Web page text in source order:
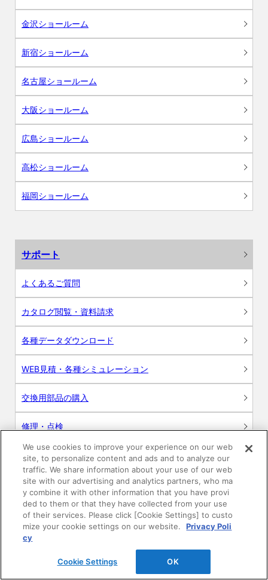
金沢ショールーム
新宿ショールーム
名古屋ショールーム
大阪ショールーム
広島ショールーム
高松ショールーム
福岡ショールーム
サポート
よくあるご質問
カタログ閲覧・資料請求
各種データダウンロード
WEB見積・各種シミュレーション
交換用部品の購入
修理・点検
お問い合わせ
ログイン
建築・設計関係者様向けサイト
ユーザー登録サービス
WEB見積システム
We use cookies to improve your experience on our web
site, to personalize content and ads and to analyze our
traffic. We share information about your use of our web
site with our advertising and analytics partners, who ma
y combine it with other information that you have provi
ded to them or that they have collected from your use
of their services. Please click [Cookie Settings] to custo
mize your cookie settings on our website.
Privacy Poli
cy
Cookie Settings OK